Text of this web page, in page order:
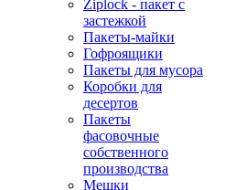
Ziplock - пакет с
застежкой
Пакеты-майки
Гофроящики
Пакеты для мусора
Коробки для
десертов
Пакеты
фасовочные
собственного
производства
Мешки